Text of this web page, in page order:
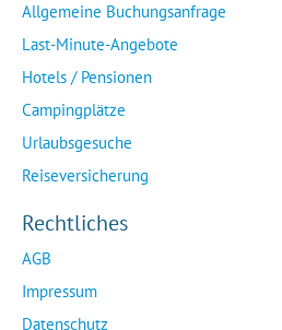
Allgemeine Buchungsanfrage
Last-Minute-Angebote
Hotels / Pensionen
Campingplätze
Urlaubsgesuche
Reiseversicherung
Rechtliches
AGB
Impressum
Datenschutz